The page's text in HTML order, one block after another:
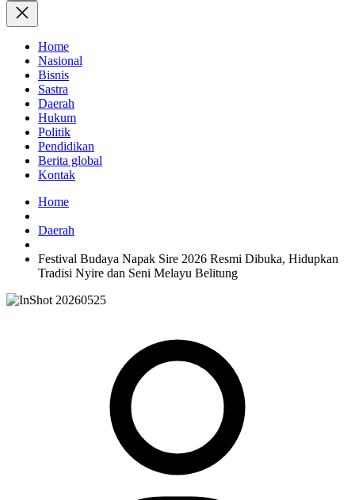
Home
Nasional
Bisnis
Sastra
Daerah
Hukum
Politik
Pendidikan
Berita global
Kontak
Home
Daerah
Festival Budaya Napak Sire 2026 Resmi Dibuka, Hidupkan
Tradisi Nyire dan Seni Melayu Belitung